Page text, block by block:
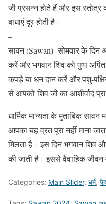
जी प्रसन्न होते हैं और इस
बाधाएं दूर होती है।
–
सावन (Sawan) सोमवार के दिन
करें और भगवान शिव को पुष्प
कपड़े या धन दान करें और पशु-
से आपको शिव जी का आशीर्वाद
धार्मिक मान्यता के मुताबिक सावन
आपका यह व्रत पूरा नहीं माना
मिलता है। इस दिन भगवान शिव
की जाती है। इससे वैवाहिक जीवन
Categories: Main Slider, धर्म,